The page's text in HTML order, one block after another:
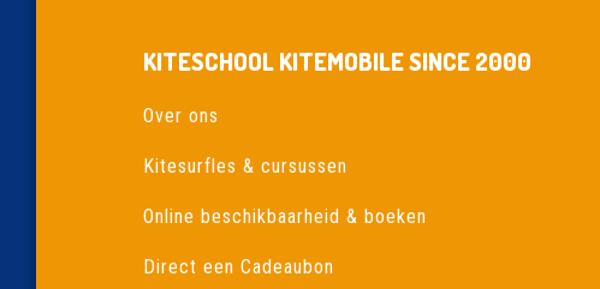
KITESCHOOL KITEMOBILE SINCE 2000
Over ons
Kitesurfles & cursussen
Online beschikbaarheid & boeken
Direct een Cadeaubon